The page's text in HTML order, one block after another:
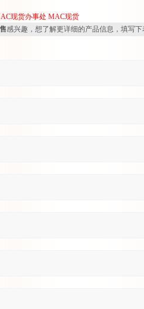
现货办事处 MAC现货
感兴趣，想了解更详细的产品信息，填写下